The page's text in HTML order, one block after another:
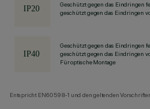
Geschützt gegen das Eindringen
geschützt gegen das Eindringen
Geschützt gegen das Eindringen
geschützt gegen das Eindringen
Für optische Montage
Entspricht EN60598-1 und den geltenden